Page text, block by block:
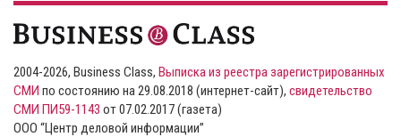
2004-2026, Business Class, Выписка из реестра зарегистрированных
СМИ по состоянию на 29.08.2018 (интернет-сайт), свидетельство
СМИ ПИ59-1143 от 07.02.2017 (газета)
ООО “Центр деловой информации”